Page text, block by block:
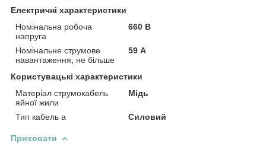
Електричні характеристики
Номінальна робоча
напруга
660 В
Номінальне струмове
навантаження, не більше
59 А
Користувацькі характеристики
Матеріал струмокабель
яйної жили
Мідь
Тип кабель а Силовий
Приховати